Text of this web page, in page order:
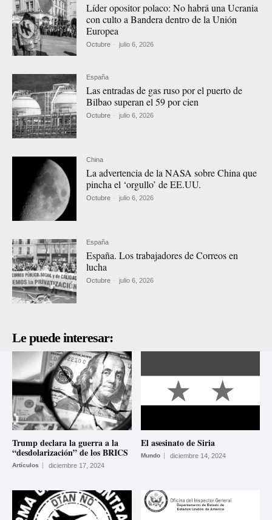
Líder opositor polaco: No habrá una Ucrania
con culto a Bandera dentro de la Unión
Europea
Octubre - julio 6, 2026
España
Las entradas de gas ruso por el puerto de
Bilbao superan el 59 por cien
Octubre - julio 6, 2026
China
La advertencia de la NASA sobre China que
pincha el ‘orgullo’ de EE.UU.
Octubre - julio 6, 2026
España
España. Los trabajadores de Correos en
lucha
Octubre - julio 6, 2026
Le puede interesar:
Trump declara la guerra a la
“desdolarización” de los BRICS
Artículos diciembre 17, 2024
El asesinato de Siria
Mundo diciembre 14, 2024